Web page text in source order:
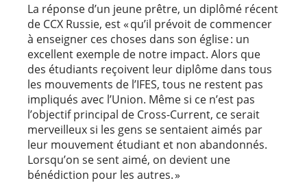
La réponse d’un jeune prêtre, un diplômé récent
de CCX Russie, est « qu’il prévoit de commencer
à enseigner ces choses dans son église : un
excellent exemple de notre impact. Alors que
des étudiants reçoivent leur diplôme dans tous
les mouvements de l’IFES, tous ne restent pas
impliqués avec l’Union. Même si ce n’est pas
l’objectif principal de Cross-Current, ce serait
merveilleux si les gens se sentaient aimés par
leur mouvement étudiant et non abandonnés.
Lorsqu’on se sent aimé, on devient une
bénédiction pour les autres. »